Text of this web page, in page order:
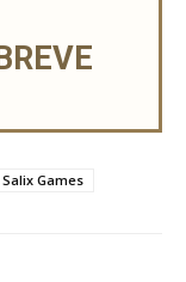
Salix Games